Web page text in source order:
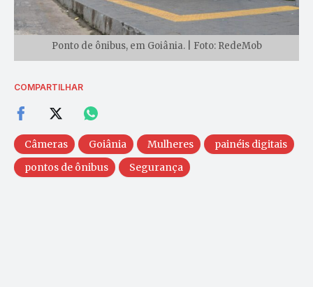
Ponto de ônibus, em Goiânia. | Foto: RedeMob
COMPARTILHAR
Câmeras Goiânia Mulheres
painéis digitais
pontos de ônibus
Segurança